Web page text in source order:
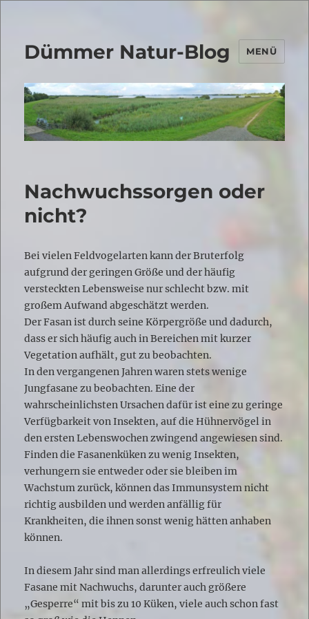
Dümmer Natur-Blog MENÜ
Nachwuchssorgen oder
nicht?
Bei vielen Feldvogelarten kann der Bruterfolg
aufgrund der geringen Größe und der häufig
versteckten Lebensweise nur schlecht bzw. mit
großem Aufwand abgeschätzt werden.
Der Fasan ist durch seine Körpergröße und dadurch,
dass er sich häufig auch in Bereichen mit kurzer
Vegetation aufhält, gut zu beobachten.
In den vergangenen Jahren waren stets wenige
Jungfasane zu beobachten. Eine der
wahrscheinlichsten Ursachen dafür ist eine zu geringe
Verfügbarkeit von Insekten, auf die Hühnervögel in
den ersten Lebenswochen zwingend angewiesen sind.
Finden die Fasanenküken zu wenig Insekten,
verhungern sie entweder oder sie bleiben im
Wachstum zurück, können das Immunsystem nicht
richtig ausbilden und werden anfällig für
Krankheiten, die ihnen sonst wenig hätten anhaben
können.
In diesem Jahr sind man allerdings erfreulich viele
Fasane mit Nachwuchs, darunter auch größere
„Gesperre“ mit bis zu 10 Küken, viele auch schon fast